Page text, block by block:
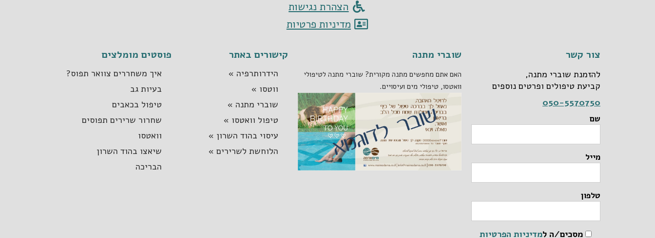
הצהרת נגישות
מדיניות פרטיות
צור קשר
להזמנת שוברי מתנה,
קביעת טיפולים ופרטים נוספים
050-5570750
שם
מייל
טלפון
מסכים/ה למדיניות הפרטיות
שוברי מתנה
האם אתם מחפשים מתנה מקורית? שוברי מתנה לטיפולי
וואטסו, טיפולי מים ועיסויים.
קישורים באתר
הידרותרפיה »
ווטסו »
שוברי מתנה »
טיפול וואטסו »
עיסוי בהוד השרון »
הלוחשת לשרירים »
פוסטים מומלצים
איך משחררים צוואר תפוס?
בעיות גב
טיפול בכאבים
שחרור שרירים תפוסים
וואטסו
שיאצו בהוד השרון
הבריכה